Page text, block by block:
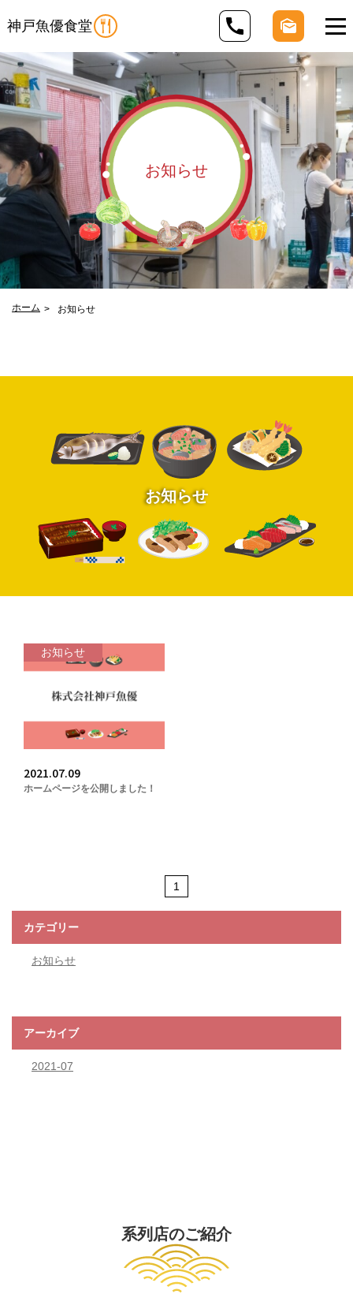
神戸魚優食堂
お知らせ
ホーム > お知らせ
お知らせ
2021.07.09
お知らせ
ホームページを公開しました！
1
カテゴリー
お知らせ
アーカイブ
2021-07
系列店のご紹介